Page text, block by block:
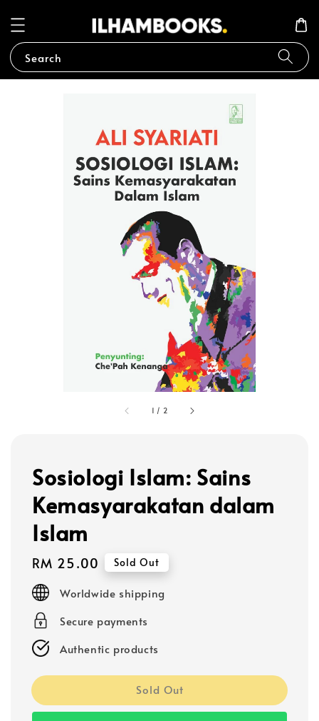
Search
1 / 2
Sosiologi Islam: Sains
Kemasyarakatan dalam
Islam
Regular
price
RM 25.00 Sold Out
Worldwide shipping
Secure payments
Authentic products
Sold Out